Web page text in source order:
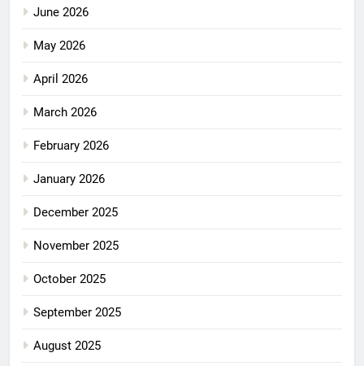
June 2026
May 2026
April 2026
March 2026
February 2026
January 2026
December 2025
November 2025
October 2025
September 2025
August 2025